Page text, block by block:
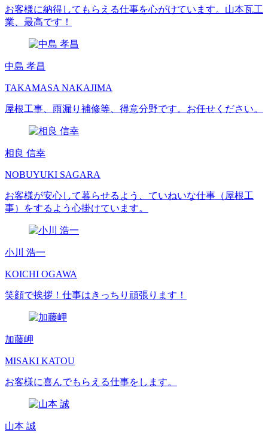
お客様に納得してもらえる仕事を心がけています。山本瓦工
業、最高です！
中島 孝昌
TAKAMASA NAKAJIMA
屋根工事、雨漏り補修等、得意分野です。お任せください。
相良 信幸
NOBUYUKI SAGARA
お客様が安心して暮らせるよう、ていねいな仕事（屋根工
事）をするよう心掛けています。
小川 浩一
KOICHI OGAWA
笑顔で挨拶！仕事はきっちり頑張ります！
加藤岬
MISAKI KATOU
お客様に喜んでもらえる仕事をします。
山本 誠